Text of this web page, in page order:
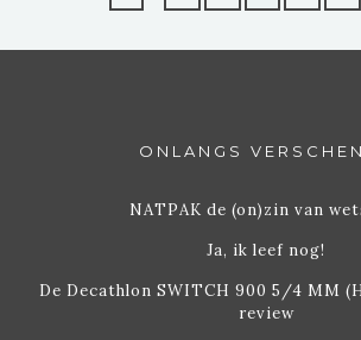
ONLANGS
NATPAK de (on)zin van
Ja, ik leef nog!
De Decathlon SWITCH 900 5/4 MM
review